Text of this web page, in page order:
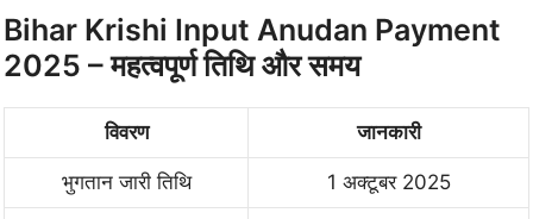
Bihar Krishi Input Anudan Payment
2025 – महत्वपूर्ण तिथि और समय
विवरण जानकारी
भुगतान जारी तिथि 1 अक्टूबर 2025